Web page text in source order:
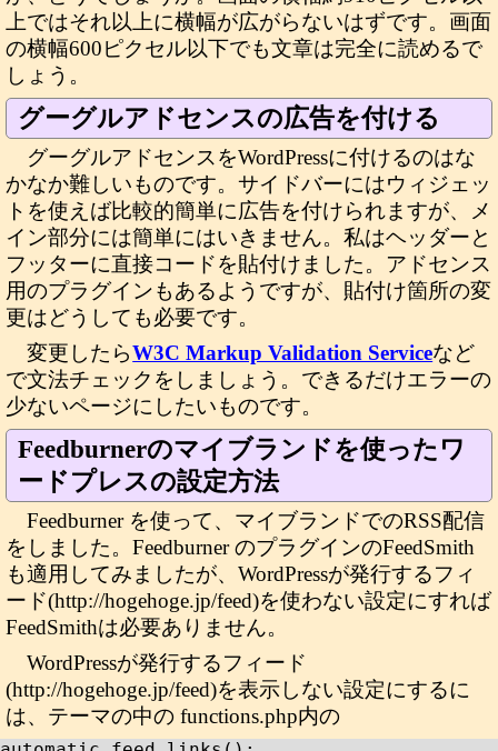
上ではそれ以上に横幅が広がらないはずです。画面
の横幅600ピクセル以下でも文章は完全に読めるで
しょう。
グーグルアドセンスの広告を付ける
グーグルアドセンスをWordPressに付けるのはな
かなか難しいものです。サイドバーにはウィジェッ
トを使えば比較的簡単に広告を付けられますが、メ
イン部分には簡単にはいきません。私はヘッダーと
フッターに直接コードを貼付けました。アドセンス
用のプラグインもあるようですが、貼付け箇所の変
更はどうしても必要です。
変更したらW3C Markup Validation Serviceなど
で文法チェックをしましょう。できるだけエラーの
少ないページにしたいものです。
Feedburnerのマイブランドを使ったワ
ードプレスの設定方法
Feedburner を使って、マイブランドでのRSS配信
をしました。Feedburner のプラグインのFeedSmith
も適用してみましたが、WordPressが発行するフィ
ード(http://hogehoge.jp/feed)を使わない設定にすれば
FeedSmithは必要ありません。
WordPressが発行するフィード
(http://hogehoge.jp/feed)を表示しない設定にするに
は、テーマの中の functions.php内の